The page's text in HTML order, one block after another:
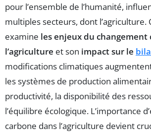
pour l’ensemble de l’humanité,
multiples secteurs, dont l’agriculture.
examine les enjeux du
l’agriculture et son impact sur le
modifications climatiques
les systèmes de production
productivité, la disponibilité des
l’équilibre écologique. L’importance
carbone dans l’agriculture devient